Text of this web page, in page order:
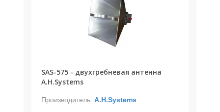
SAS-575 - двухгребневая антенна
A.H.Systems
Производитель: A.H.Systems